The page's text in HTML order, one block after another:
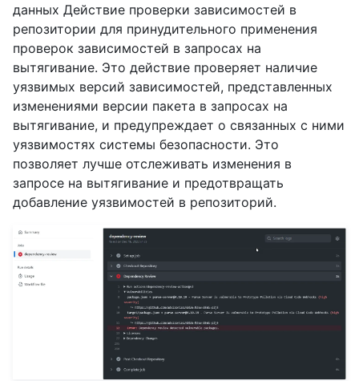
данных Действие проверки зависимостей в
репозитории для принудительного применения
проверок зависимостей в запросах на
вытягивание. Это действие проверяет наличие
уязвимых версий зависимостей, представленных
изменениями версии пакета в запросах на
вытягивание, и предупреждает о связанных с ними
уязвимостях системы безопасности. Это
позволяет лучше отслеживать изменения в
запросе на вытягивание и предотвращать
добавление уязвимостей в репозиторий.